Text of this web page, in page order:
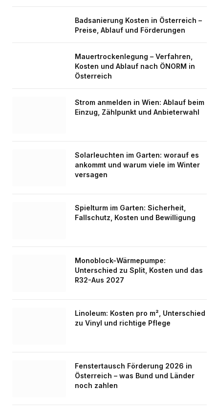
Badsanierung Kosten in Österreich –
Preise, Ablauf und Förderungen
Mauertrockenlegung – Verfahren,
Kosten und Ablauf nach ÖNORM in
Österreich
Strom anmelden in Wien: Ablauf beim
Einzug, Zählpunkt und Anbieterwahl
Solarleuchten im Garten: worauf es
ankommt und warum viele im Winter
versagen
Spielturm im Garten: Sicherheit,
Fallschutz, Kosten und Bewilligung
Monoblock-Wärmepumpe:
Unterschied zu Split, Kosten und das
R32-Aus 2027
Linoleum: Kosten pro m², Unterschied
zu Vinyl und richtige Pflege
Fenstertausch Förderung 2026 in
Österreich – was Bund und Länder
noch zahlen